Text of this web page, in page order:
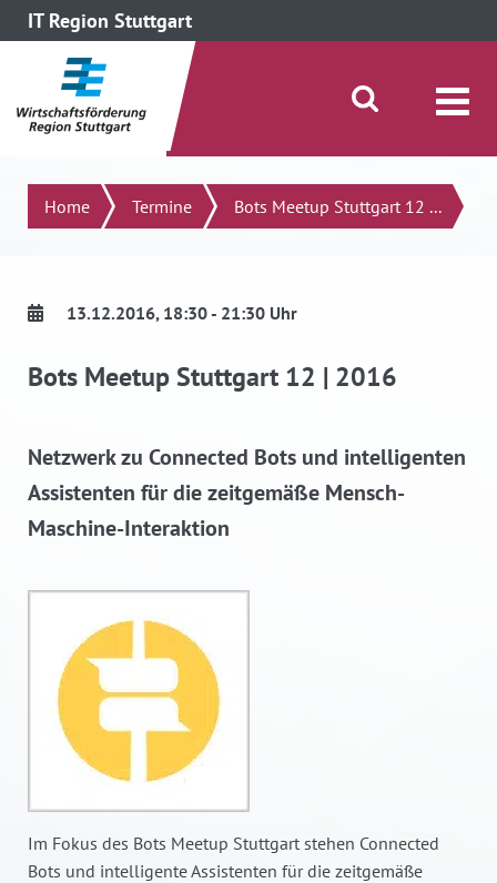
IT Region Stuttgart
direkt zum Inhalt dieser Seite
direkt zum Menü springen
Suche öffnen/schließen
Suchen
Home Termine Bots Meetup Stuttgart 12 ...
13.12.2016, 18:30 - 21:30 Uhr
Bots Meetup Stuttgart 12 | 2016
Netzwerk zu Connected Bots und intelligenten
Assistenten für die zeitgemäße Mensch-
Maschine-Interaktion
Im Fokus des Bots Meetup Stuttgart stehen Connected
Bots und intelligente Assistenten für die zeitgemäße